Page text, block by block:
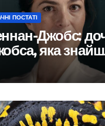
ПОСТАТІ
Джобс:
яка
голос